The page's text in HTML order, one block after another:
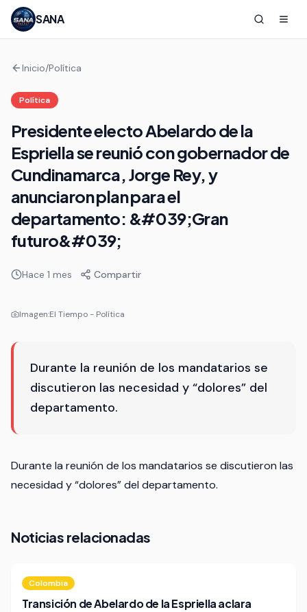
SANA
Inicio/Política
Política
Presidente electo Abelardo de la
Espriella se reunió con gobernador de
Cundinamarca, Jorge Rey, y
anunciaron plan para el
departamento: &#039;Gran
futuro&#039;
Hace 1 mes Compartir
Imagen:El Tiempo - Política
Durante la reunión de los mandatarios se
discutieron las necesidad y “dolores” del
departamento.
Durante la reunión de los mandatarios se discutieron las
necesidad y “dolores” del departamento.
Noticias relacionadas
Colombia
Transición de Abelardo de la Espriella aclara